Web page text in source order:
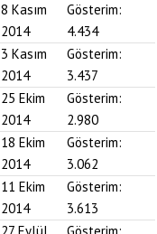
8 Kasım
2014
Gösterim:
4.434
3 Kasım
2014
Gösterim:
3.437
25 Ekim
2014
Gösterim:
2.980
18 Ekim
2014
Gösterim:
3.062
11 Ekim
2014
Gösterim:
3.613